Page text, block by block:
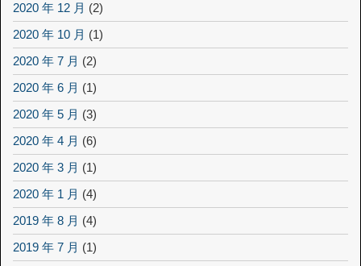
2020 年 12 月 (2)
2020 年 10 月 (1)
2020 年 7 月 (2)
2020 年 6 月 (1)
2020 年 5 月 (3)
2020 年 4 月 (6)
2020 年 3 月 (1)
2020 年 1 月 (4)
2019 年 8 月 (4)
2019 年 7 月 (1)